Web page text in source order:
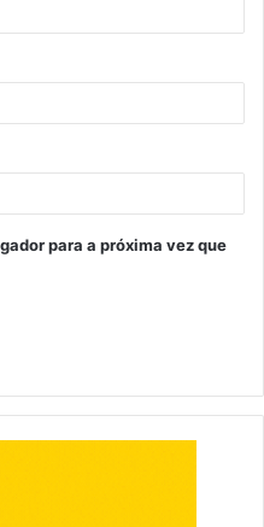
para a próxima vez que